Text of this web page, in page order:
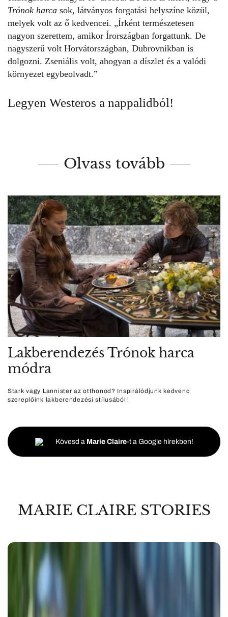
Trónok harca sok, látványos forgatási helyszíne közül,
melyek volt az ő kedvencei. „Írként természetesen
nagyon szerettem, amikor Írországban forgattunk. De
nagyszerű volt Horvátországban, Dubrovnikban is
dolgozni. Zseniális volt, ahogyan a díszlet és a valódi
környezet egybeolvadt.”
Legyen Westeros a nappalidból!
Olvass tovább
Lakberendezés Trónok harca
módra
Stark vagy Lannister az otthonod? Inspirálódjunk kedvenc
szereplőink lakberendezési stílusából!
Kövesd a Marie Claire-t a Google hírekben!
MARIE CLAIRE STORIES